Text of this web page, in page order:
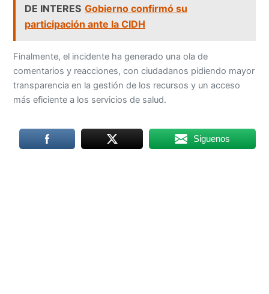
DE INTERES Gobierno confirmó su
participación ante la CIDH
Finalmente, el incidente ha generado una ola de
comentarios y reacciones, con ciudadanos pidiendo mayor
transparencia en la gestión de los recursos y un acceso
más eficiente a los servicios de salud.
Siguenos